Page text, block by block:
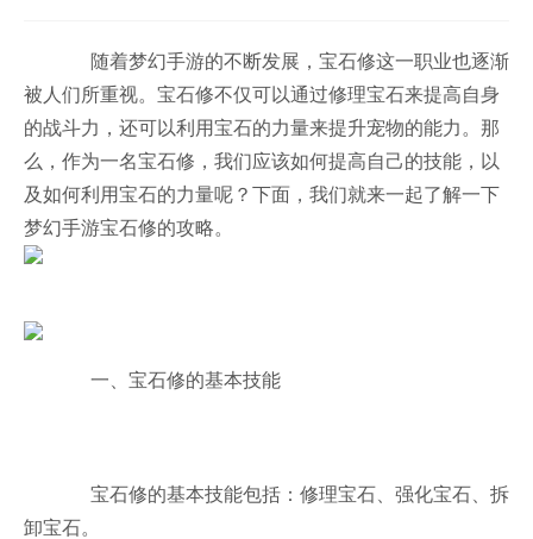
随着梦幻手游的不断发展，宝石修这一职业也逐渐
被人们所重视。宝石修不仅可以通过修理宝石来提高自身
的战斗力，还可以利用宝石的力量来提升宠物的能力。那
么，作为一名宝石修，我们应该如何提高自己的技能，以
及如何利用宝石的力量呢？下面，我们就来一起了解一下
梦幻手游宝石修的攻略。
一、宝石修的基本技能
宝石修的基本技能包括：修理宝石、强化宝石、拆
卸宝石。